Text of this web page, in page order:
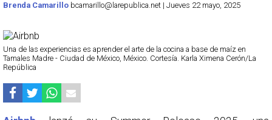
Brenda Camarillo bcamarillo@larepublica.net | Jueves 22 mayo, 2025
Una de las experiencias es aprender el arte de la cocina a base de maíz en
Tamales Madre - Ciudad de México, México. Cortesía. Karla Ximena Cerón/La
República